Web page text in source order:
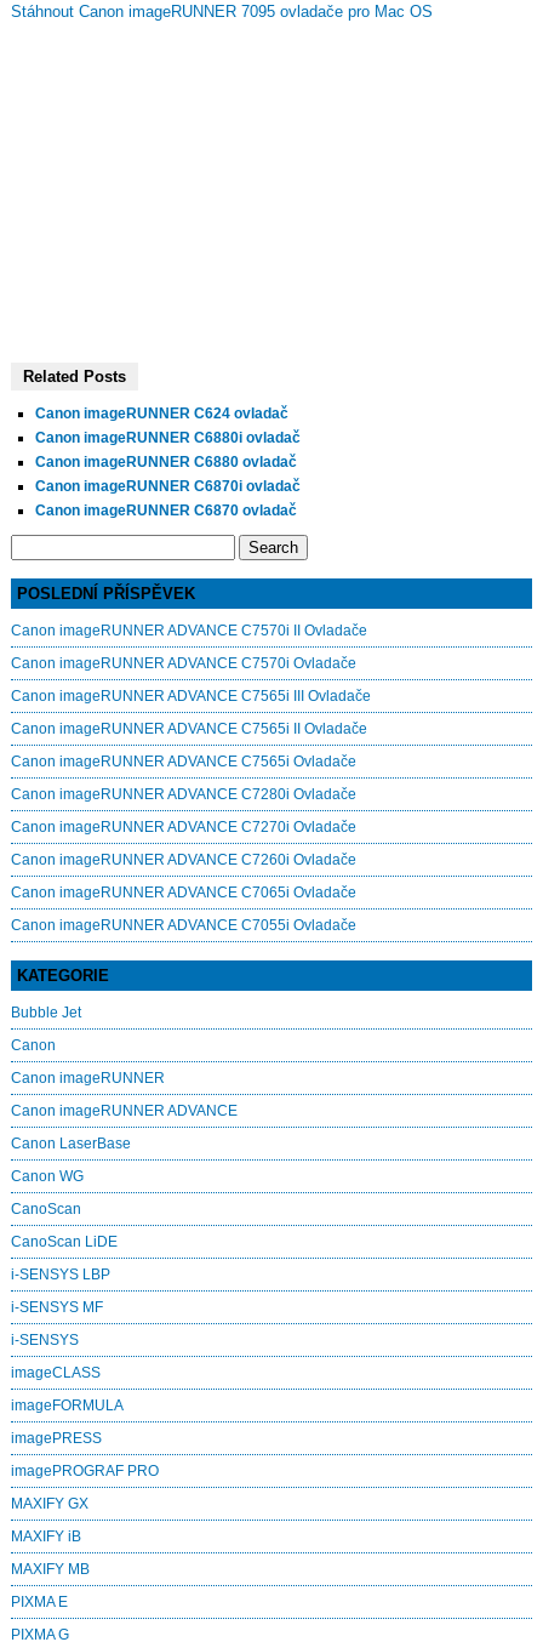
Stáhnout Canon imageRUNNER 7095 ovladače pro Mac OS
Related Posts
Canon imageRUNNER C624 ovladač
Canon imageRUNNER C6880i ovladač
Canon imageRUNNER C6880 ovladač
Canon imageRUNNER C6870i ovladač
Canon imageRUNNER C6870 ovladač
POSLEDNÍ PŘÍSPĚVEK
Canon imageRUNNER ADVANCE C7570i II Ovladače
Canon imageRUNNER ADVANCE C7570i Ovladače
Canon imageRUNNER ADVANCE C7565i III Ovladače
Canon imageRUNNER ADVANCE C7565i II Ovladače
Canon imageRUNNER ADVANCE C7565i Ovladače
Canon imageRUNNER ADVANCE C7280i Ovladače
Canon imageRUNNER ADVANCE C7270i Ovladače
Canon imageRUNNER ADVANCE C7260i Ovladače
Canon imageRUNNER ADVANCE C7065i Ovladače
Canon imageRUNNER ADVANCE C7055i Ovladače
KATEGORIE
Bubble Jet
Canon
Canon imageRUNNER
Canon imageRUNNER ADVANCE
Canon LaserBase
Canon WG
CanoScan
CanoScan LiDE
i-SENSYS LBP
i-SENSYS MF
i‑SENSYS
imageCLASS
imageFORMULA
imagePRESS
imagePROGRAF PRO
MAXIFY GX
MAXIFY iB
MAXIFY MB
PIXMA E
PIXMA G